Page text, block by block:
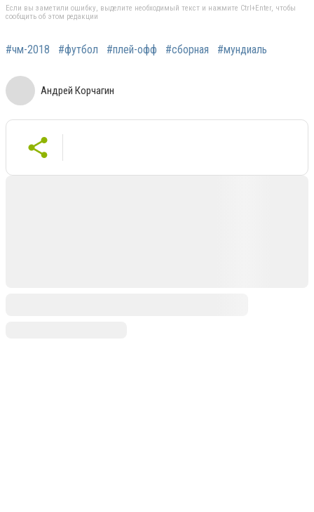
Если вы заметили ошибку, выделите необходимый текст и нажмите Ctrl+Enter, чтобы
сообщить об этом редакции
#чм-2018 #футбол #плей-офф #сборная #мундиаль
Андрей Корчагин